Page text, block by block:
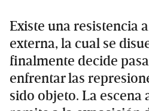
Existe una resistencia
externa, la cual se
finalmente decide
enfrentar las
sido objeto. La escena